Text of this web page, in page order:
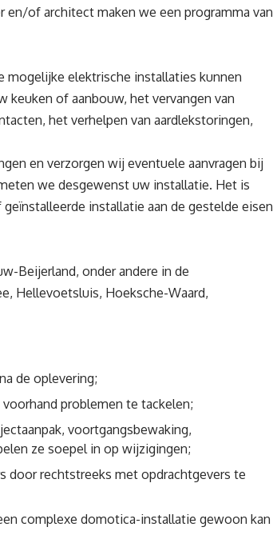
en/of architect maken we een programma van
elektrische installaties kunnen
of aanbouw, het vervangen van
het verhelpen van aardlekstoringen,
en verzorgen wij eventuele aanvragen bij
we desgewenst uw installatie. Het is
installatie aan de gestelde eisen
Beijerland, onder andere in de
Hellevoetsluis, Hoeksche-Waard,
de oplevering;
problemen te tackelen;
voortgangsbewaking,
ze soepel in op wijzigingen;
door rechtstreeks met opdrachtgevers te
complexe domotica-installatie gewoon kan